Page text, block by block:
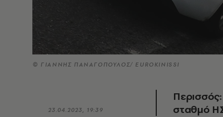
© ΓΙΑΝΝΗΣ ΠΑΝΑΓΟΠΟΥΛΟΣ/ EUROKINISSI
23.04.2023, 19:39
σταθμό